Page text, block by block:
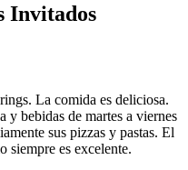
Invitados
La comida es deliciosa.
y bebidas de martes a viernes
sus pizzas y pastas. El
siempre es excelente.